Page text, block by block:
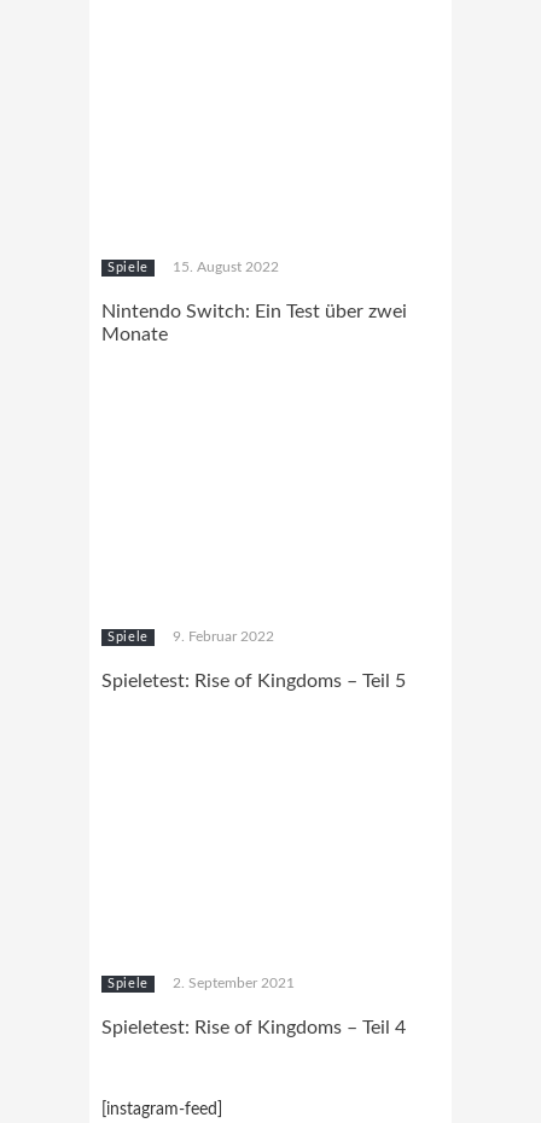
Spiele 15. August 2022
Nintendo Switch: Ein Test über zwei
Monate
Spiele 9. Februar 2022
Spieletest: Rise of Kingdoms – Teil 5
Spiele 2. September 2021
Spieletest: Rise of Kingdoms – Teil 4
[instagram-feed]